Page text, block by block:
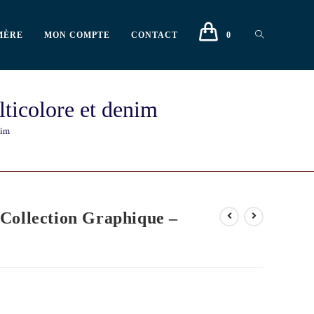
MON COMPTE CONTACT 0
et denim
Graphique –